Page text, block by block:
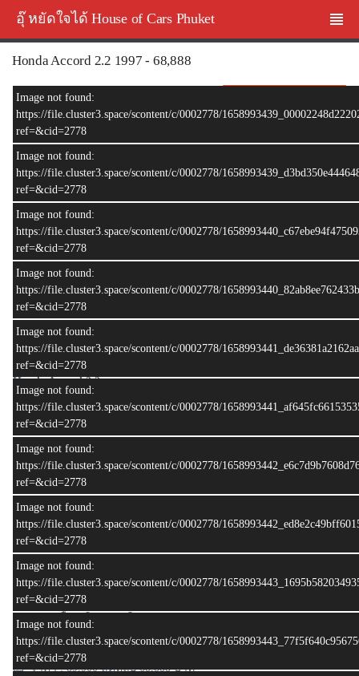
อุ๊ หยัดใจได้ House of Cars Phuket
Honda Accord 2.2 1997 - 68,888
–/
Image not found:
https://file.cluster3.space/scontent/c/0002778/
ref=&cid=2778
Image not found:
https://file.cluster3.space/scontent/c/0002778/
ref=&cid=2778
Image not found:
https://file.cluster3.space/scontent/c/0002778/
ref=&cid=2778
Image not found:
https://file.cluster3.space/scontent/c/0002778/
ref=&cid=2778
Image not found:
https://file.cluster3.space/scontent/c/0002778/
ref=&cid=2778
Image not found:
https://file.cluster3.space/scontent/c/0002778/
ref=&cid=2778
Image not found:
https://file.cluster3.space/scontent/c/0002778/
ref=&cid=2778
Image not found:
https://file.cluster3.space/scontent/c/0002778/
ref=&cid=2778
Image not found:
https://file.cluster3.space/scontent/c/0002778/
ref=&cid=2778
Image not found:
https://file.cluster3.space/scontent/c/0002778/
ref=&cid=2778
ฝากขาย
Honda Accord 2.2
ปีผลิต : 1996
ทะเบียน : กข 6349 ภก
สี : แดง
เลขไมล์ : 136,xxx กม.
>> ระบบเกียร์ <<
เกียร์ : เกียร์อัตโนมัติ
>> ทั่วไป <<
ประตู : 4
จำนวนที่นั่ง : 5
ประเภทเชื้อเพลิง : เบนซิน
ขนาดเครื่องยนต์ :2156
💶 ราคา : 89,900 ลด้หลือ 68,888 บาท